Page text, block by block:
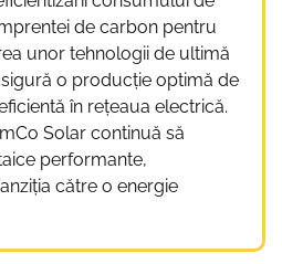
de carbon pentru
unor tehnologii de ultimă
o producție optimă de
în rețeaua electrică.
Solar continuă să
performante,
către o energie